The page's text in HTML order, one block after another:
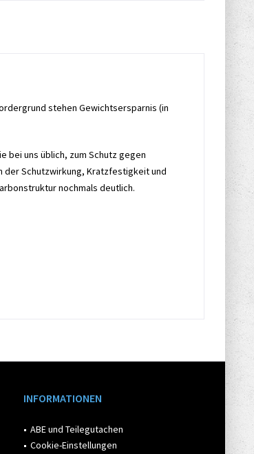
stehen Gewichtsersparnis (in
bei uns üblich, zum Schutz gegen
der Schutzwirkung, Kratzfestigkeit und
nochmals deutlich.
INFORMATIONEN
ABE und Teilegutachen
Cookie-Einstellungen